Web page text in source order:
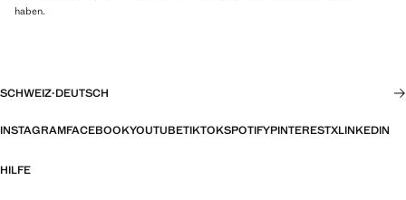
haben.
SCHWEIZ·DEUTSCH
INSTAGRAMFACEBOOKYOUTUBETIKTOKSPOTIFYPINTERESTXLINKEDIN
HILFE